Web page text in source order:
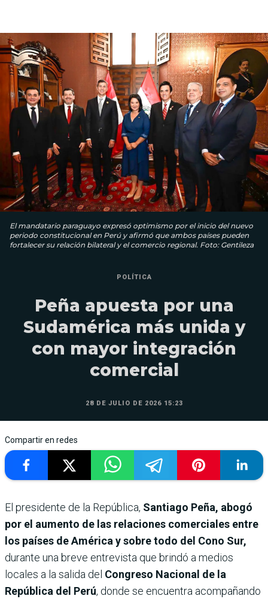
El mandatario paraguayo expresó optimismo por el inicio del nuevo
periodo constitucional en Perú y afirmó que ambos países pueden
fortalecer su relación bilateral y el comercio regional. Foto: Gentileza
POLÍTICA
Peña apuesta por una
Sudamérica más unida y
con mayor integración
comercial
28 DE JULIO DE 2026 15:23
Compartir en redes
El presidente de la República, Santiago Peña, abogó
por el aumento de las relaciones comerciales entre
los países de América y sobre todo del Cono Sur,
durante una breve entrevista que brindó a medios
locales a la salida del Congreso Nacional de la
República del Perú, donde se encuentra acompañando